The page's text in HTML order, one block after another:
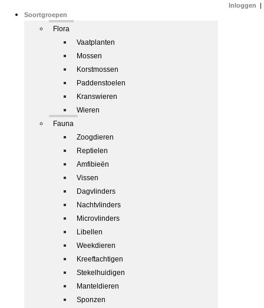
Soortgroepen
Flora
Vaatplanten
Mossen
Korstmossen
Paddenstoelen
Kranswieren
Wieren
Fauna
Zoogdieren
Reptielen
Amfibieën
Vissen
Dagvlinders
Nachtvlinders
Microvlinders
Libellen
Weekdieren
Kreeftachtigen
Stekelhuidigen
Manteldieren
Sponzen
Inloggen |